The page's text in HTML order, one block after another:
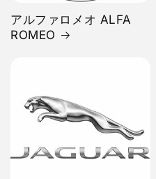
アルファロメオ ALFA
ROMEO